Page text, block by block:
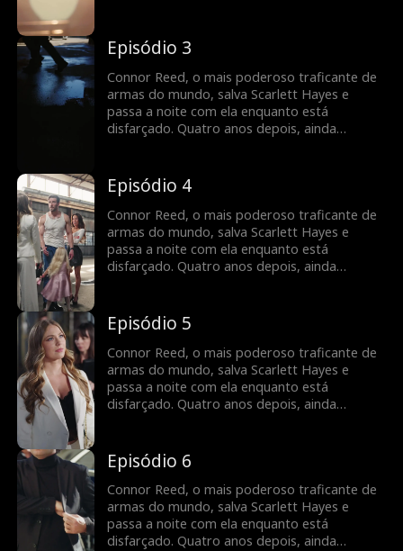
em segurança... sem revelar a sua verdadeira
identidade.
Episódio 3
Connor Reed, o mais poderoso traficante de
armas do mundo, salva Scarlett Hayes e
passa a noite com ela enquanto está
disfarçado. Quatro anos depois, ainda
em segurança... sem revelar a sua verdadeira
identidade.
Episódio 4
Connor Reed, o mais poderoso traficante de
armas do mundo, salva Scarlett Hayes e
passa a noite com ela enquanto está
disfarçado. Quatro anos depois, ainda
em segurança... sem revelar a sua verdadeira
identidade.
Episódio 5
Connor Reed, o mais poderoso traficante de
armas do mundo, salva Scarlett Hayes e
passa a noite com ela enquanto está
disfarçado. Quatro anos depois, ainda
em segurança... sem revelar a sua verdadeira
identidade.
Episódio 6
Connor Reed, o mais poderoso traficante de
armas do mundo, salva Scarlett Hayes e
passa a noite com ela enquanto está
disfarçado. Quatro anos depois, ainda